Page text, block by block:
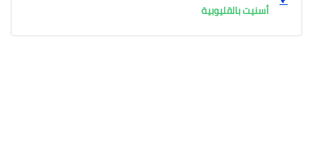
أسنيت بالقليوبية